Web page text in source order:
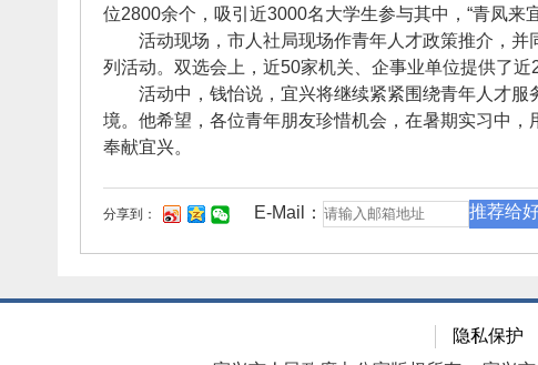
位2800余个，吸引近3000名大学生参与其中，“青凤来
活动现场，市人社局现场作青年人才政策推介，并
列活动。双选会上，近50家机关、企事业单位提供了
活动中，钱怡说，宜兴将继续紧紧围绕青年人才服
境。他希望，各位青年朋友珍惜机会，在暑期实习中
奉献宜兴。
分享到： E-Mail： 推荐给
隐私保护